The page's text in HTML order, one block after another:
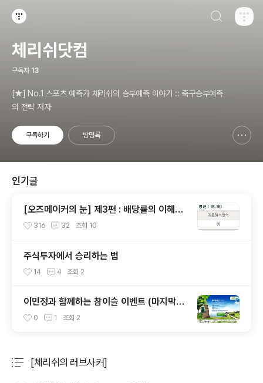
체리쉬닷컴
구독자 13
[★] No.1 스포츠 예측가 체리쉬의 승부예측 이야기 :: 축구승부예측
의 전략 저자
구독하기 방명록
인기글
[오즈메이커의 눈] 제3편 : 배당률의 이해와
독해, 그리고 배당분석
316 32 조회 10
주식투자에서 승리하는 법
14 4 조회 2
이민정과 함께하는 참이슬 이벤트 (마지막
주)0 1 조회 2
[체리쉬의 러브사커]